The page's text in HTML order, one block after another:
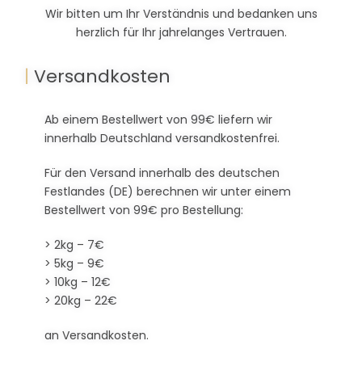
Wir bitten um Ihr Verständnis und bedanken uns
herzlich für Ihr jahrelanges Vertrauen.
| Versandkosten
Ab einem Bestellwert von 99€ liefern wir
innerhalb Deutschland versandkostenfrei.
Für den Versand innerhalb des deutschen
Festlandes (DE) berechnen wir unter einem
Bestellwert von 99€ pro Bestellung:
> 2kg – 7€
> 5kg – 9€
> 10kg – 12€
> 20kg – 22€
an Versandkosten.